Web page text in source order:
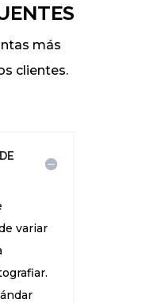
más
clientes.
variar